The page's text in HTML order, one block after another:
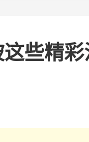
些精